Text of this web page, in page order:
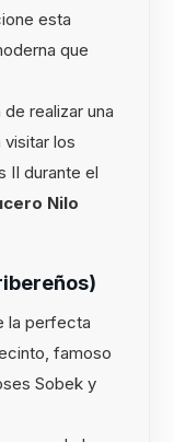
esta
que
realizar una
los
II durante el
Nilo
la perfecta
famoso
Sobek y